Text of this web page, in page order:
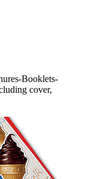
Booklets-
cover,